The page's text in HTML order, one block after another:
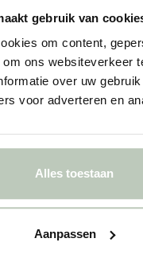
gebruik van
om content,
ons websiteverkeer
over uw
voor adverteren en
Alles toestaan
Aanpassen
te
zaag
m1
primer
C307
Vanaf
€ 16,11 €
verzonden